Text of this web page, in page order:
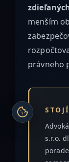
menším
právneho
s.r.o.